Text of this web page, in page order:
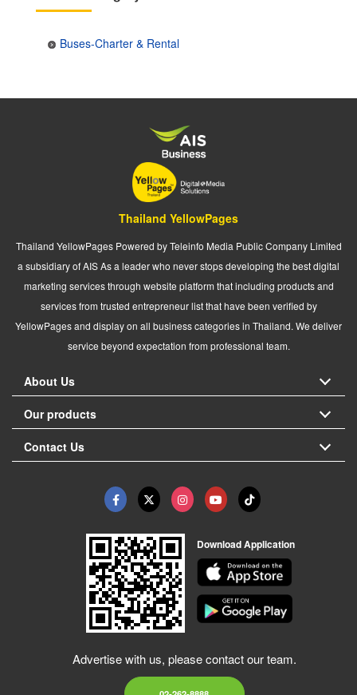
Buses-Charter & Rental
Thailand YellowPages
Thailand YellowPages Powered by Teleinfo Media Public Company Limited
a subsidiary of AIS As a leader who never stops developing the best digital
marketing services through website platform that including products and
services from trusted entrepreneur list that have been verified by
YellowPages and display on all business categories in Thailand. We deliver
service beyond expectation from professional team.
About Us
Our products
Contact Us
Download Application
Advertise with us, please contact our team.